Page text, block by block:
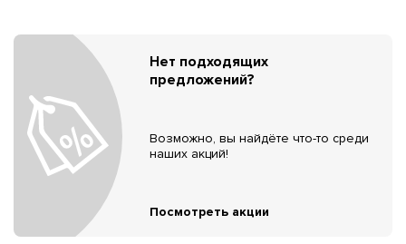
Нет подходящих
предложений?
Возможно, вы найдёте что-то среди
наших акций!
Посмотреть акции